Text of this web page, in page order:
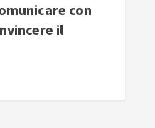
con
il